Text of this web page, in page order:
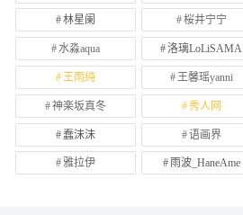
林星阑 桜井宁宁
水淼aqua 洛璃LoLiSAMA
王雨纯 王馨瑶yanni
神楽坂真冬 秀人网
蠢沫沫 语画界
雅拉伊 雨波_HaneAme